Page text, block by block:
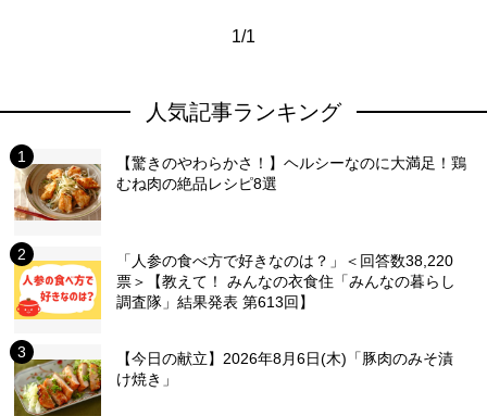
1/1
人気記事ランキング
【驚きのやわらかさ！】ヘルシーなのに大満足！鶏
むね肉の絶品レシピ8選
「人参の食べ方で好きなのは？」＜回答数38,220
票＞【教えて！ みんなの衣食住「みんなの暮らし
調査隊」結果発表 第613回】
【今日の献立】2026年8月6日(木)「豚肉のみそ漬
け焼き」